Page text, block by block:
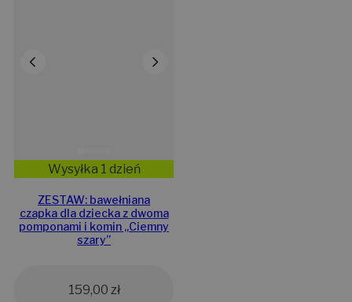
Wysyłka 1 dzień
ZESTAW: bawełniana
czapka dla dziecka z dwoma
pomponami i komin „Ciemny
szary”
159,00 zł